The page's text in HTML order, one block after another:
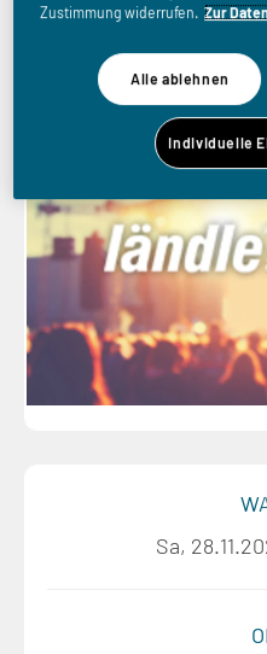
Sa,
Zustimmung widerrufen. Zur
Alle ablehnen
Individuelle